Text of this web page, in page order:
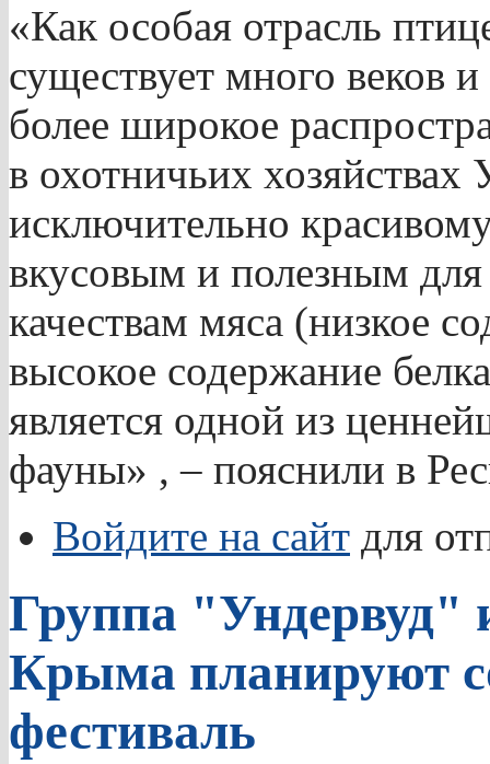
«Как особая отрасль
существует много веков
более широкое
в охотничьих хозяйствах
исключительно
вкусовым и полезным для
качествам мяса (низкое
высокое содержание
является одной из
фауны» , – пояснили в
Войдите на сайт для
Группа "Ундервуд"
Крыма планируют
фестиваль